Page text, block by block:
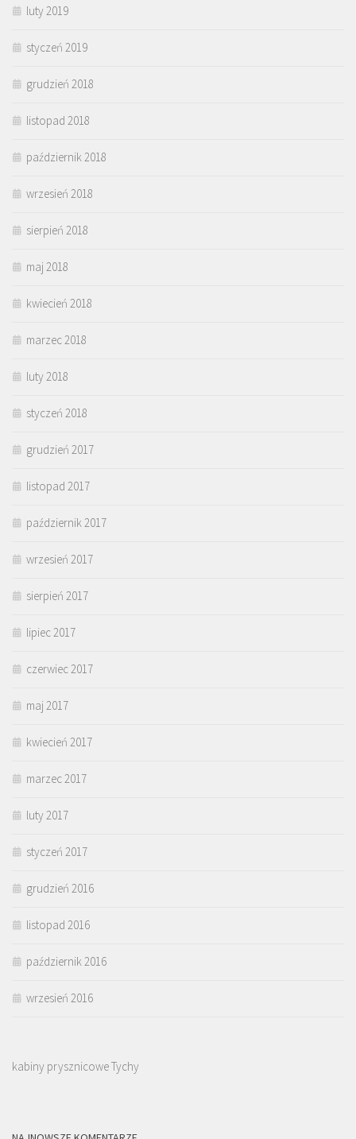
luty 2019
styczeń 2019
grudzień 2018
listopad 2018
październik 2018
wrzesień 2018
sierpień 2018
maj 2018
kwiecień 2018
marzec 2018
luty 2018
styczeń 2018
grudzień 2017
listopad 2017
październik 2017
wrzesień 2017
sierpień 2017
lipiec 2017
czerwiec 2017
maj 2017
kwiecień 2017
marzec 2017
luty 2017
styczeń 2017
grudzień 2016
listopad 2016
październik 2016
wrzesień 2016
kabiny prysznicowe Tychy